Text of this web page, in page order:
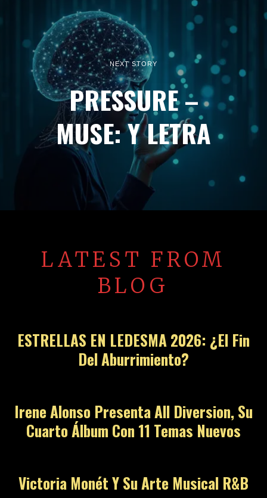
NEXT STORY
PRESSURE –
MUSE: Y LETRA
LATEST FROM
BLOG
ESTRELLAS EN LEDESMA 2026: ¿El Fin
Del Aburrimiento?
Irene Alonso Presenta All Diversion, Su
Cuarto Álbum Con 11 Temas Nuevos
Victoria Monét Y Su Arte Musical R&B